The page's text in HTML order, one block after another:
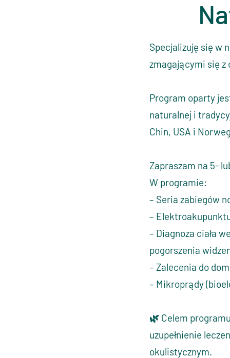
Specjalizuję się w
zmagającymi się
Program oparty
naturalnej i
Chin, USA i
Zapraszam na 5-
W programie:
– Seria zabiegów
–
– Diagnoza ciała
pogorszenia
– Zalecenia do
– Mikroprądy
🌿 Celem
uzupełnienie
okulistycznym.